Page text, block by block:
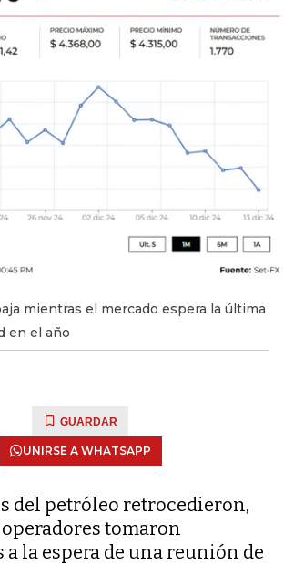
mientras el mercado espera la última
en el año
GUARDAR
UNIRSE A WHATSAPP
del petróleo retrocedieron,
tomaron
la espera de una reunión de